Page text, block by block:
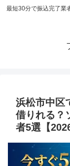
最短30分で振込完了業
浜松市中区
借りれる？
者5選【